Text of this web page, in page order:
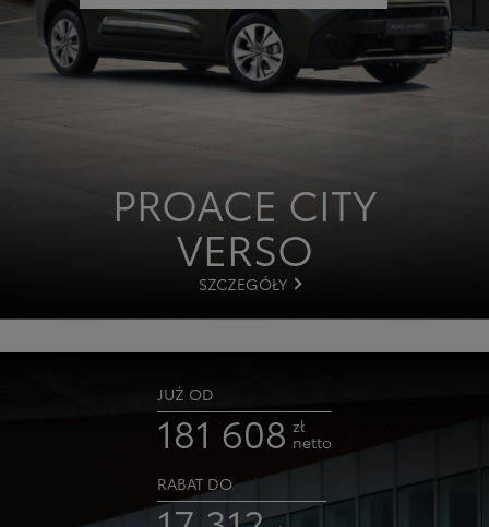
PROACE CITY
VERSO
SZCZEGÓŁY
JUŻ OD
181 608 zł
netto
RABAT DO